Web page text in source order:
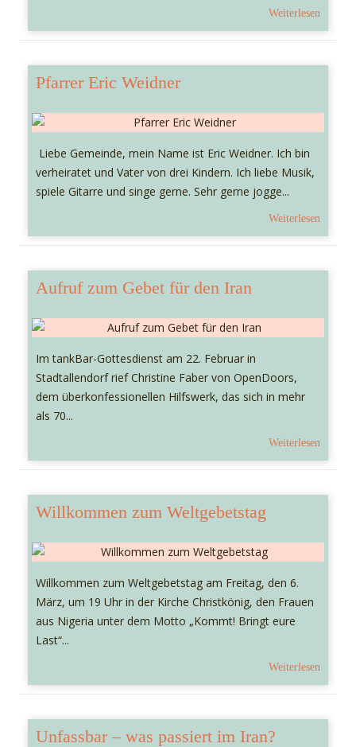
Weiterlesen
Pfarrer Eric Weidner
Liebe Gemeinde, mein Name ist Eric Weidner. Ich bin
verheiratet und Vater von drei Kindern. Ich liebe Musik,
spiele Gitarre und singe gerne. Sehr gerne jogge...
Weiterlesen
Aufruf zum Gebet für den Iran
Im tankBar-Gottesdienst am 22. Februar in
Stadtallendorf rief Christine Faber von OpenDoors,
dem überkonfessionellen Hilfswerk, das sich in mehr
als 70...
Weiterlesen
Willkommen zum Weltgebetstag
Willkommen zum Weltgebetstag am Freitag, den 6.
März, um 19 Uhr in der Kirche Christkönig, den Frauen
aus Nigeria unter dem Motto „Kommt! Bringt eure
Last“...
Weiterlesen
Unfassbar – was passiert im Iran?